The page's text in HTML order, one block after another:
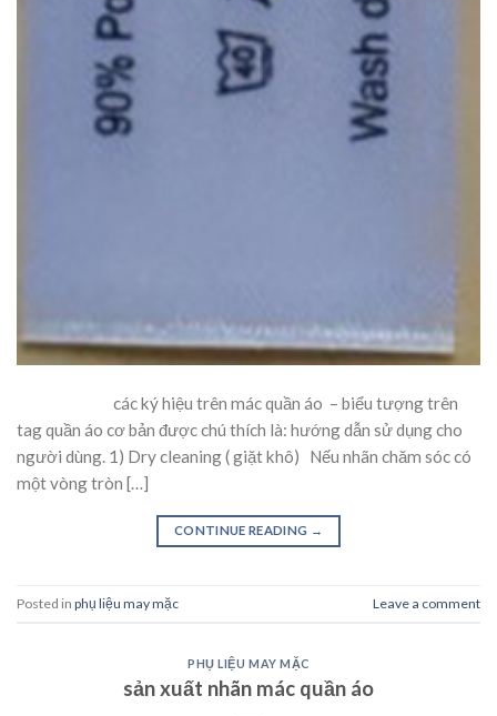
các ký hiệu trên mác quần áo – biểu tượng trên
tag quần áo cơ bản được chú thích là: hướng dẫn sử dụng cho
người dùng. 1) Dry cleaning ( giặt khô) Nếu nhãn chăm sóc có
một vòng tròn […]
CONTINUE READING →
Posted in phụ liệu may mặc Leave a comment
PHỤ LIỆU MAY MẶC
sản xuất nhãn mác quần áo